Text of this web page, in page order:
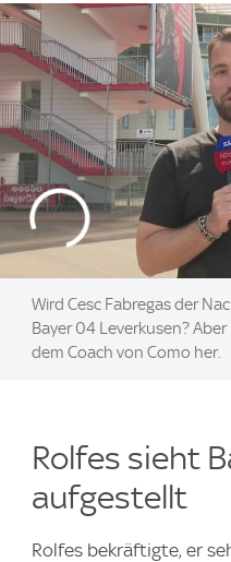
Wird Cesc Fabregas der
Bayer 04 Leverkusen?
dem Coach von Como her.
Rolfes sieht
aufgestellt
Rolfes bekräftigte, er